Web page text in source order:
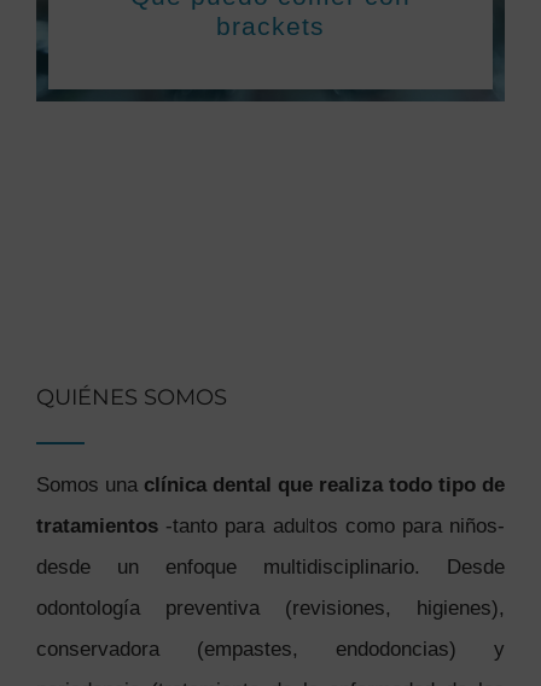
brackets
QUIÉNES SOMOS
Somos una clínica dental que realiza todo tipo de
tratamientos -tanto para adultos como para niños-
desde un enfoque multidisciplinario. Desde
odontología preventiva (revisiones, higienes),
conservadora (empastes, endodoncias) y